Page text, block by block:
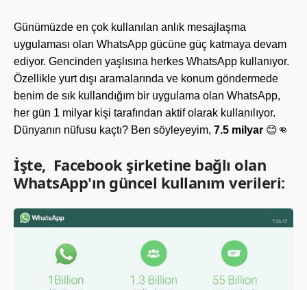
Günümüzde en çok kullanılan anlık mesajlaşma
uygulaması olan WhatsApp gücüne güç katmaya devam
ediyor. Gencinden yaşlısına herkes WhatsApp kullanıyor.
Özellikle yurt dışı aramalarında ve konum göndermede
benim de sık kullandığım bir uygulama olan WhatsApp,
her gün 1 milyar kişi tarafından aktif olarak kullanılıyor.
Dünyanın nüfusu kaçtı? Ben söyleyeyim, 7.5 milyar 😊👊
İşte, Facebook şirketine bağlı olan
WhatsApp'ın güncel kullanım verileri: